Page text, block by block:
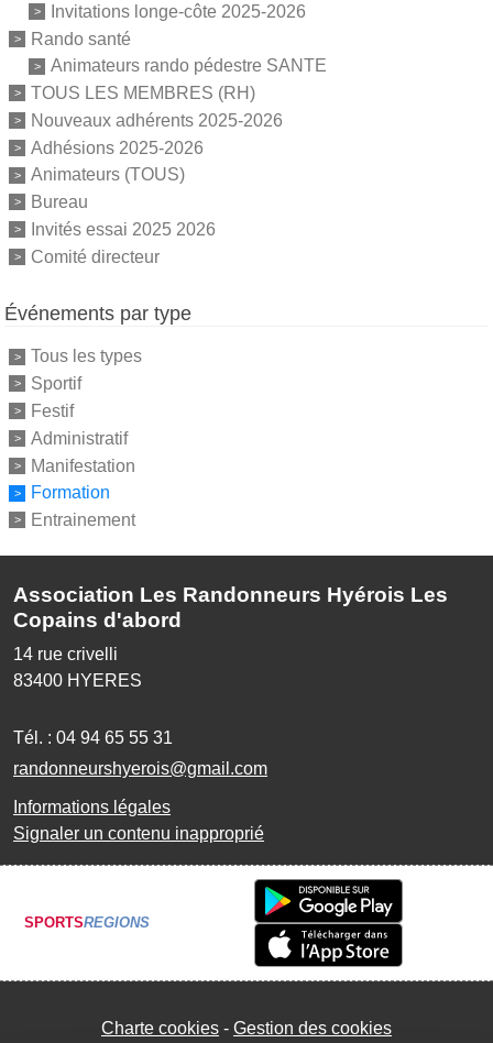
Invitations longe-côte 2025-2026
Rando santé
Animateurs rando pédestre SANTE
TOUS LES MEMBRES (RH)
Nouveaux adhérents 2025-2026
Adhésions 2025-2026
Animateurs (TOUS)
Bureau
Invités essai 2025 2026
Comité directeur
Événements par type
Tous les types
Sportif
Festif
Administratif
Manifestation
Formation
Entrainement
Association Les Randonneurs Hyérois Les
Copains d'abord
14 rue crivelli
83400 HYERES
Tél. : 04 94 65 55 31
randonneurshyerois@gmail.com
Informations légales
Signaler un contenu inapproprié
SPORTSREGIONS
Charte cookies Gestion des cookies